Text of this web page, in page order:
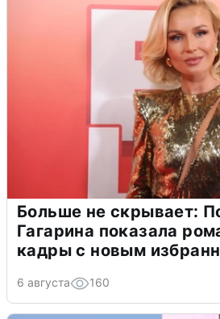
Больше не скрывает:
Гагарина показала
кадры с новым
6 августа 160